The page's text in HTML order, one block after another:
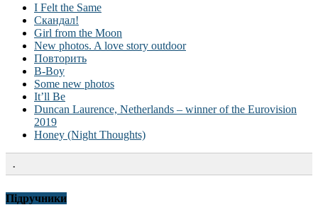
I Felt the Same
Скандал!
Girl from the Moon
New photos. A love story outdoor
Повторить
B-Boy
Some new photos
It’ll Be
Duncan Laurence, Netherlands – winner of the Eurovision
2019
Honey (Night Thoughts)
.
Підручники